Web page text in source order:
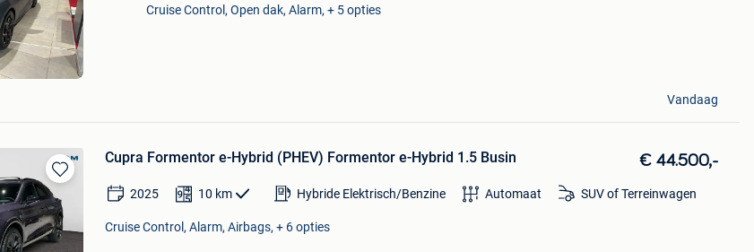
Favorieten
Cruise Control, Open dak, Alarm, + 5 opties
Vandaag
Bewaren
in
Mijn
Favorieten
Cupra Formentor e-Hybrid (PHEV) Formentor e-Hybrid 1.5 Busin € 44.500,-
2025 10 km Hybride Elektrisch/Benzine Automaat SUV of Terreinwagen
Cruise Control, Alarm, Airbags, + 6 opties